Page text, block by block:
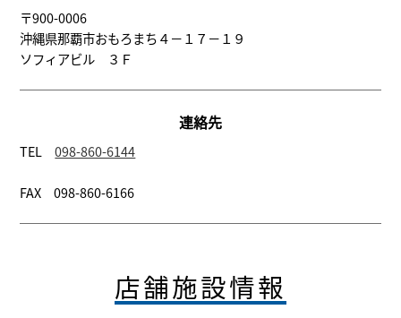
〒900-0006
沖縄県那覇市おもろまち４－１７－１９
ソフィアビル ３Ｆ
連絡先
TEL 098-860-6144
FAX 098-860-6166
店舗施設情報